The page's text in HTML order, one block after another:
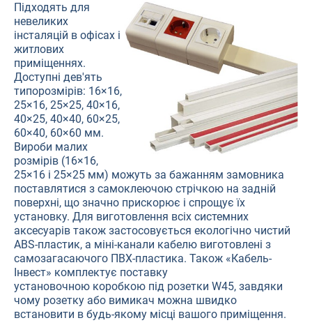
Підходять для
невеликих
інсталяцій в офісах і
житлових
приміщеннях.
Доступні дев'ять
типорозмірів: 16×16,
25×16, 25×25, 40×16,
40×25, 40×40, 60×25,
60×40, 60×60 мм.
Вироби малих
розмірів (16×16,
25×16 і 25×25 мм) можуть за бажанням замовника
поставлятися з самоклеючою стрічкою на задній
поверхні, що значно прискорює і спрощує їх
установку. Для виготовлення всіх системних
аксесуарів також застосовується екологічно чистий
ABS-пластик, а міні-канали кабелю виготовлені з
самозагасаючого ПВХ-пластика. Також «Кабель-
Інвест» комплектує поставку
установочною коробкою під розетки W45, завдяки
чому розетку або вимикач можна швидко
встановити в будь-якому місці вашого приміщення.